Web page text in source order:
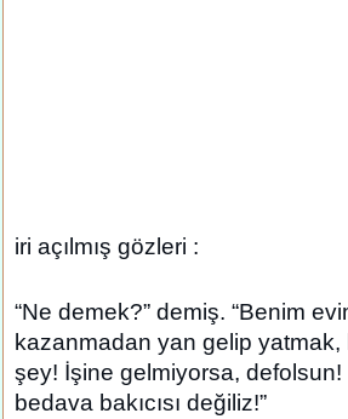
iri açılmış gözleri :
“Ne demek?” demiş. “Benim
kazanmadan yan gelip
şey! İşine gelmiyorsa,
bedava bakıcısı değiliz!”